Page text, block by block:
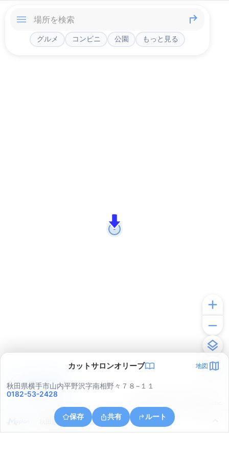
グルメ コンビニ 公園 もっと見る
カットサロンオリーブ 地図
秋田県横手市山内平野沢字南相野々７８−１１
0182-53-2428
保存 共有 ルート
秋田県横手市山内筏
アプリで見る